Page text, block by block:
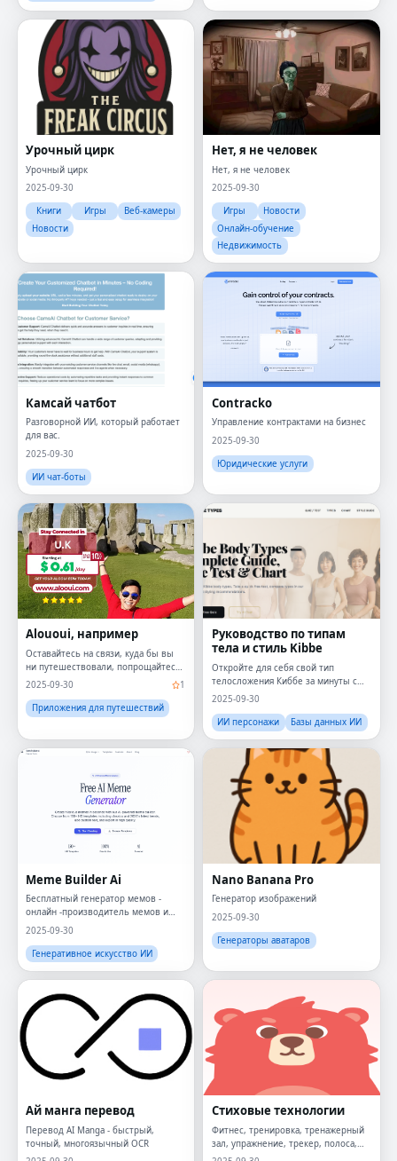
Урочный цирк
Урочный цирк
2025-09-30
Книги
Игры
Веб-камеры
Новости
Нет, я не человек
Нет, я не человек
2025-09-30
Игры
Новости
Онлайн-обучение
Недвижимость
Камсай чатбот
Разговорной ИИ, который работает
для вас.
2025-09-30
ИИ чат-боты
Contracko
Управление контрактами на бизнес
2025-09-30
Юридические услуги
Alououi, например
Оставайтесь на связи, куда бы вы
ни путешествовали, попрощайтесь
с платы за роуминг.
2025-09-30
1
Приложения для путешествий
Руководство по типам
тела и стиль Kibbe
Откройте для себя свой тип
телосложения Киббе за минуты с
помощью нашей викторины с AI и
2025-09-30
ИИ персонажи
Базы данных ИИ
Meme Builder Ai
Бесплатный генератор мемов -
онлайн -производитель мемов и
создатель
2025-09-30
Генеративное искусство ИИ
Nano Banana Pro
Генератор изображений
2025-09-30
Генераторы аватаров
Ай манга перевод
Перевод AI Manga - быстрый,
точный, многоязычный OCR
Стиховые технологии
Фитнес, тренировка, тренажерный
зал, упражнение, трекер, полоса,
виджеты,